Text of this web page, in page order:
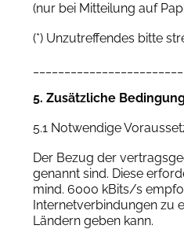
(nur bei Mitteilung auf
(*) Unzutreffendes bitte
5. Zusätzliche
5.1 Notwendige
Der Bezug der
genannt sind. Diese
mind. 6000 kBits/s
Internetverbindungen zu
Ländern geben kann.